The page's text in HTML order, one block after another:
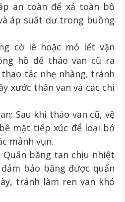
an toàn để xả toàn bộ
áp suất dư trong buồng
cờ lê hoặc mỏ lết vặn
hồ để tháo van cũ ra
tác nhẹ nhàng, tránh
xước thân van và các chi
Sau khi tháo van cũ, vệ
mặt tiếp xúc để loại bỏ
mảnh vụn.
Quấn băng tan chịu nhiệt
bảo băng được quấn
tránh làm ren van khó